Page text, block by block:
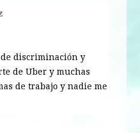
de discriminación y
de Uber y muchas
de trabajo y nadie me